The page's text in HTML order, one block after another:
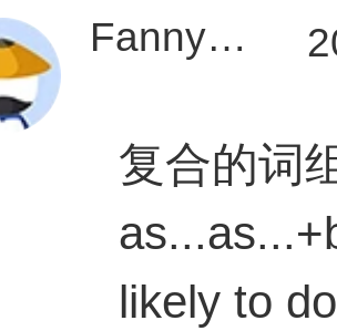
Fanny418
复合的词
likely to